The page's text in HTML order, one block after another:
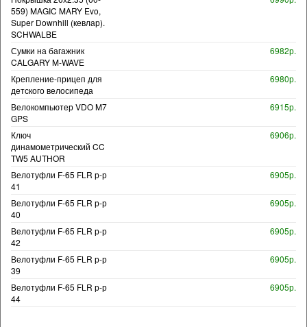
559) MAGIC MARY Evo,
Super Downhill (кевлар).
SCHWALBE
Сумки на багажник
CALGARY M-WAVE
6982р.
Крепление-прицеп для
детского велосипеда
6980р.
Велокомпьютер VDO M7
GPS
6915р.
Ключ
динамометрический CC
TW5 AUTHOR
6906р.
Велотуфли F-65 FLR р-р
41
6905р.
Велотуфли F-65 FLR р-р
40
6905р.
Велотуфли F-65 FLR р-р
42
6905р.
Велотуфли F-65 FLR р-р
39
6905р.
Велотуфли F-65 FLR р-р
44
6905р.